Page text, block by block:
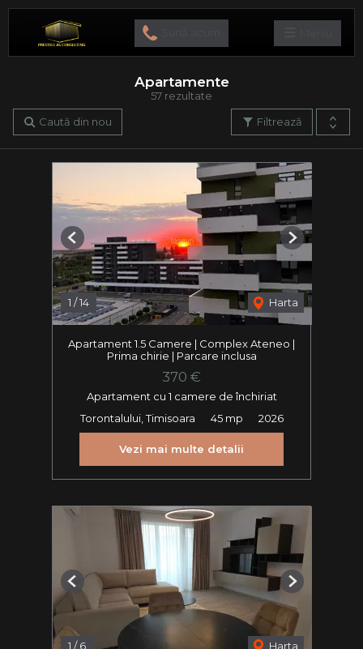
57 rezultate
Apartamente
Filtrează
Caută din nou
1 /14 Harta
Previous Next
Apartament 1.5 Camere | Complex Ateneo |
Prima chirie | Parcare inclusa
370 €
Apartament cu 1 camere de închiriat
Torontalului, Timisoara
45 mp 2026
Vezi mai multe detalii
1 /6 Harta
Previous Next